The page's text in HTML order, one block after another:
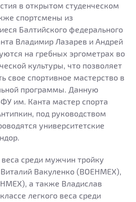
в открытом студенческом
спортсмены из
Балтийского федерального
Владимир Лазарев и Андрей
на гребных эргометрах во
культуры, что позволяет
свое спортивное мастерство в
программы. Данную
им. Канта мастер спорта
под руководством
университетские
веса среди мужчин тройку
Виталий Вакуленко (ВОЕНМЕХ),
а также Владислав
легкого веса среди